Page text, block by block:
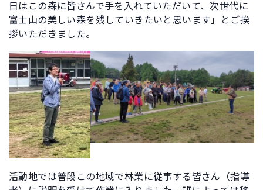
日はこの森に皆さんで手を入れていただいて、次世代に
富士山の美しい森を残していきたいと思います」とご挨
拶いただきました。
活動地では普段この地域で林業に従事する皆さん（指導